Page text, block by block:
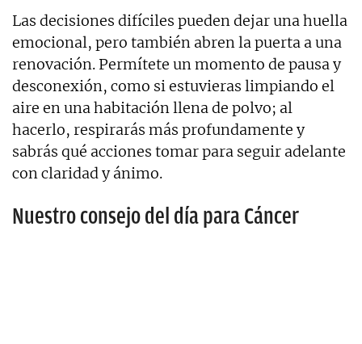
Las decisiones difíciles pueden dejar una huella
emocional, pero también abren la puerta a una
renovación. Permítete un momento de pausa y
desconexión, como si estuvieras limpiando el
aire en una habitación llena de polvo; al
hacerlo, respirarás más profundamente y
sabrás qué acciones tomar para seguir adelante
con claridad y ánimo.
Nuestro consejo del día para Cáncer